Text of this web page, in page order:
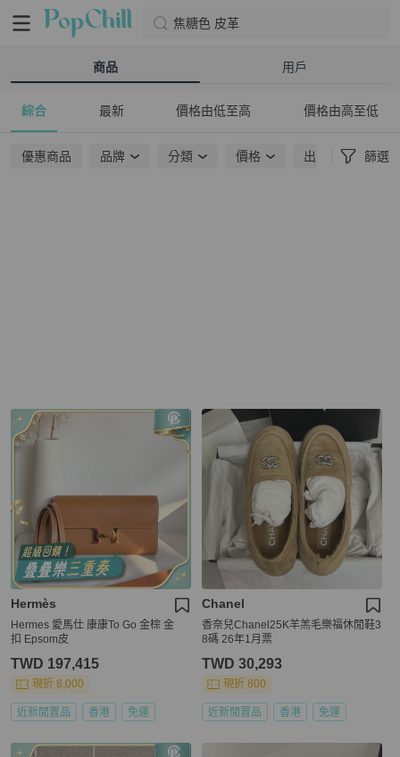
焦糖色 皮革
商品 用戶
綜合 最新 價格由低至高 價格由高至低
優惠商品 品牌 分類 價格 出貨地點 篩選
Hermès
Hermes 愛馬仕 康康To Go 金棕 金
扣 Epsom皮
TWD 197,415
現折 8,000
近新閒置品 香港 免運
Chanel
香奈兒Chanel25K羊羔毛樂福休閒鞋3
8碼 26年1月票
TWD 30,293
現折 800
近新閒置品 香港 免運